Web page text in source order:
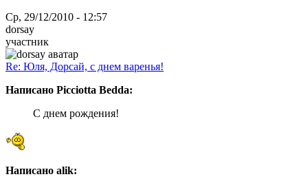
Ср, 29/12/2010 - 12:57
dorsay
участник
Re: Юля, Дорсай, с днем варенья!
Написано Picciotta Bedda:
С днем рождения!
Написано alik: